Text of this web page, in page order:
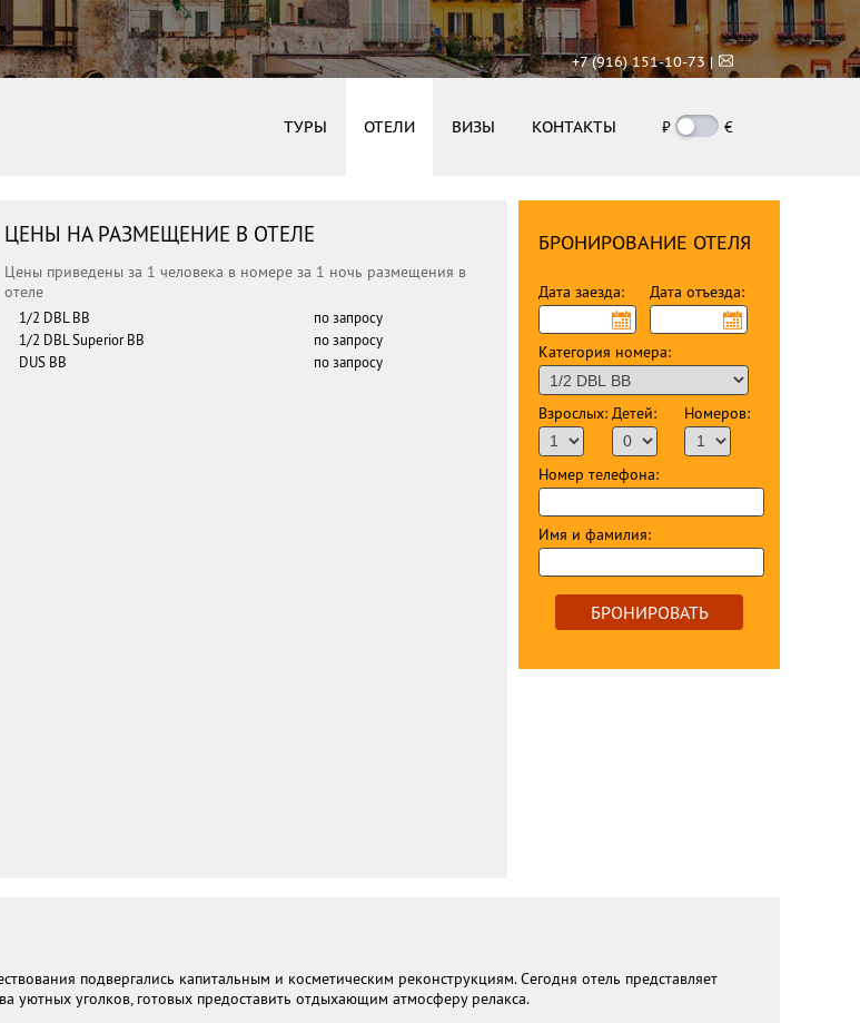
+7 (916) 151-10-73 |
ТУРЫ ОТЕЛИ ВИЗЫ КОНТАКТЫ ₽ €
ЦЕНЫ НА РАЗМЕЩЕНИЕ В ОТЕЛЕ
Цены приведены за 1 человека в номере за 1 ночь размещения в
отеле
1/2 DBL BB
по запросу
1/2 DBL Superior BB
по запросу
DUS BB
по запросу
БРОНИРОВАНИЕ ОТЕЛЯ
Дата заезда: Дата отъезда:
Категория номера:
Взрослых: Детей: Номеров:
Номер телефона:
Имя и фамилия:
БРОНИРОВАТЬ
подвергались капитальным и косметическим реконструкциям. Сегодня отель представляет
уютных уголков, готовых предоставить отдыхающим атмосферу релакса.